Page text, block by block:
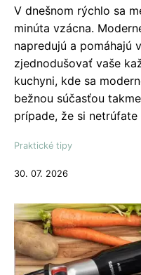
V dnešnom rýchlo sa
minúta vzácna.
napredujú a pomáhajú
zjednodušovať vaše
kuchyni, kde sa
bežnou súčasťou
prípade, že si netrúfate
Praktické tipy
30. 07. 2026